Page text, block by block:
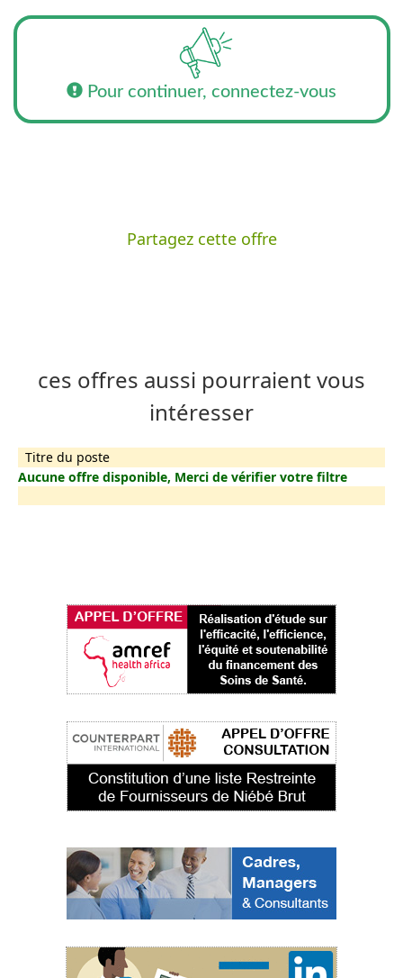
Pour continuer, connectez-vous
Partagez cette offre
ces offres aussi pourraient vous
intéresser
Titre du poste
Aucune offre disponible, Merci de vérifier votre filtre